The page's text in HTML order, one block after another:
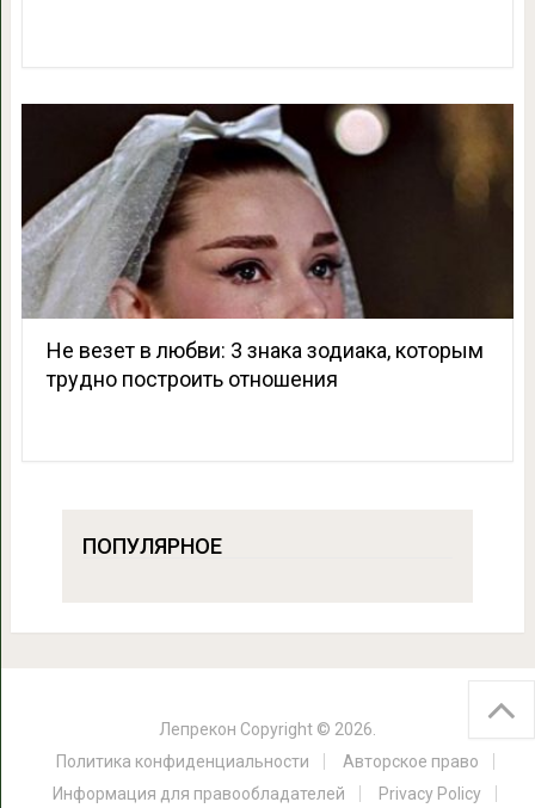
Не везет в любви: 3 знака зодиака, которым
трудно построить отношения
ПОПУЛЯРНОЕ
Лепрекон Copyright © 2026.
Политика конфиденциальности
Авторское право
Информация для правообладателей
Privacy Policy